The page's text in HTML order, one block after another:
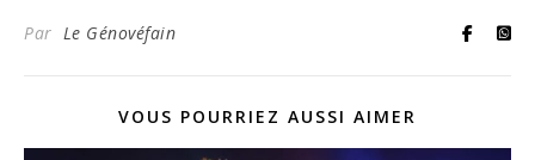
Par Le Génovéfain
VOUS POURRIEZ AUSSI AIMER